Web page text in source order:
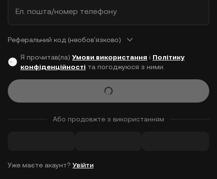
Ел. пошта/номер телефону
Реферальний код (необовʼязково)
Я прочитав(ла) Умови використання і Політику
конфіденційності та погоджуюся з ними.
Або продовжте з використанням
Уже маєте акаунт? Увійти